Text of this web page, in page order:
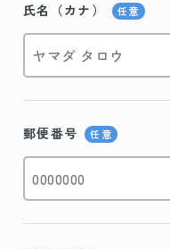
氏名（カナ） 任意
郵便番号 任意